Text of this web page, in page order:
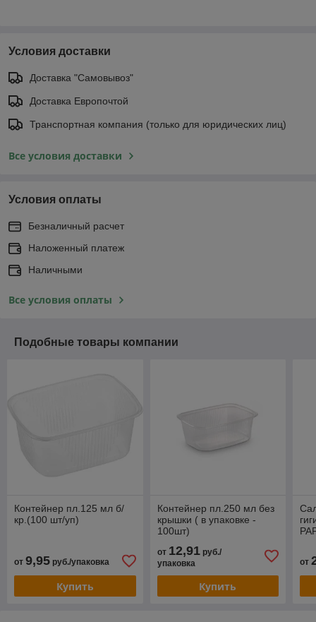
Условия доставки
Доставка "Самовывоз"
Доставка Европочтой
Транспортная компания (только для юридических лиц)
Все условия доставки
Условия оплаты
Безналичный расчет
Наложенный платеж
Наличными
Все условия оплаты
Подобные товары компании
Контейнер пл.125 мл б/
кр.(100 шт/уп)
от 9,95 руб./упаковка
Купить
Контейнер пл.250 мл без
крышки ( в упаковке -
100шт)
от 12,91руб./
упаковка
Купить
от